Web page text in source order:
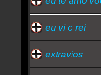
eu vi o rei
extravios